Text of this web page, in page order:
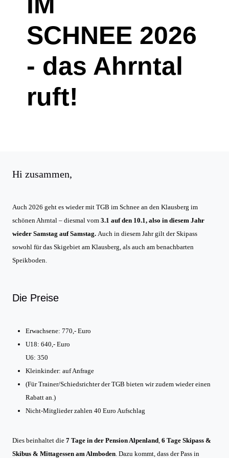
SCHNEE 2026
- das Ahrntal
ruft!
Hi zusammen,
Auch 2026 geht es wieder mit TGB im Schnee an den Klausberg im
schönen Ahrntal – diesmal vom 3.1 auf den 10.1, also in diesem Jahr
wieder Samstag auf Samstag. Auch in diesem Jahr gilt der Skipass
sowohl für das Skigebiet am Klausberg, als auch am benachbarten
Speikboden.
Die Preise
Erwachsene: 770,- Euro
U18: 640,- Euro
U6: 350
Kleinkinder: auf Anfrage
(Für Trainer/Schiedsrichter der TGB bieten wir zudem wieder einen
Rabatt an.)
Nicht-Mitglieder zahlen 40 Euro Aufschlag
Dies beinhaltet die 7 Tage in der Pension Alpenland, 6 Tage Skipass &
Skibus & Mittagessen am Almboden. Dazu kommt, dass der Pass in